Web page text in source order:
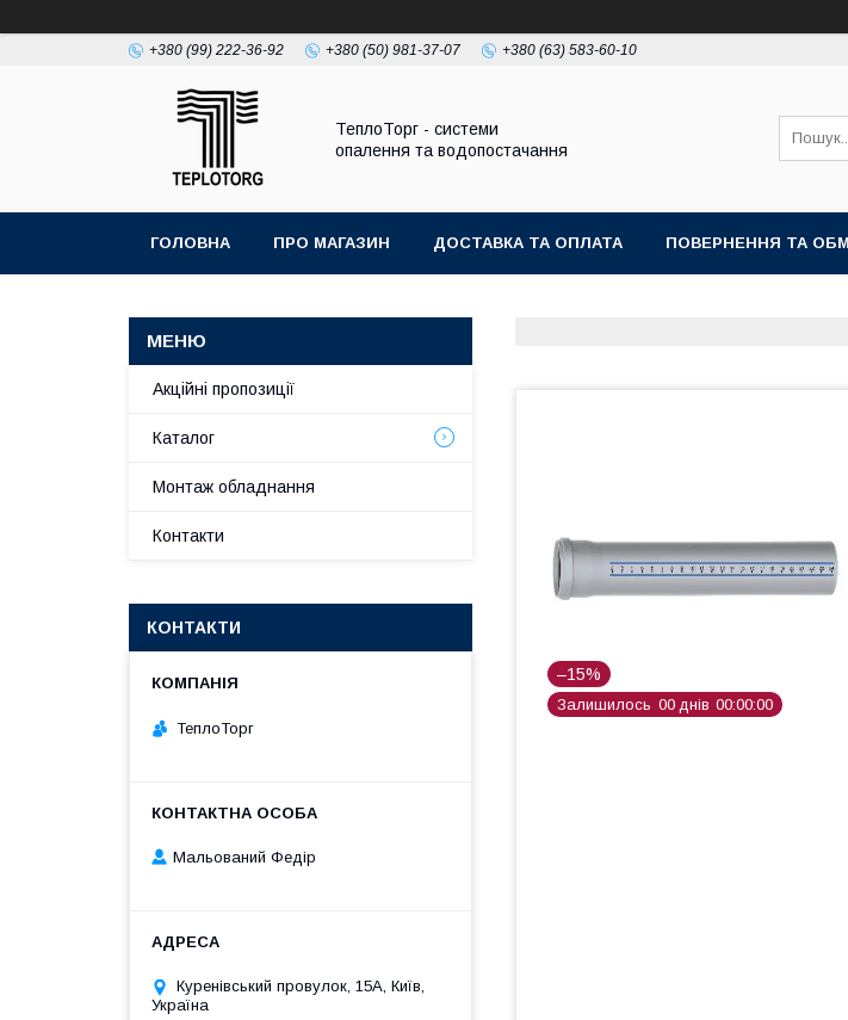
+380 (99) 222-36-92 +380 (50) 981-37-07 +380 (63) 583-60-10
ТеплоТорг - системи
опалення та водопостачання
ГОЛОВНА ПРО МАГАЗИН ДОСТАВКА ТА ОПЛАТА ПОВЕРНЕННЯ ТА
–15%
Залишилось 00 днів 00 00 00
Акційні пропозиції
Каталог
Монтаж обладнання
Контакти
КОНТАКТИ
ТеплоТорг
Мальований Федір
Куренівський провулок, 15А, Київ,
Україна